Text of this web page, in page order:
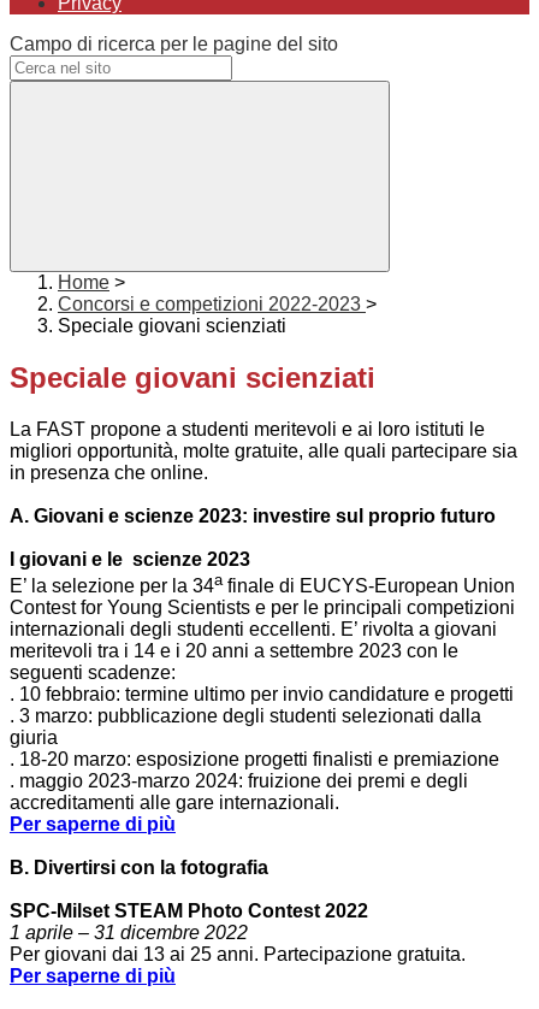
Campo di ricerca per le pagine del sito
Home >
Concorsi e competizioni 2022-2023 >
Speciale giovani scienziati
Speciale giovani scienziati
La FAST propone a studenti meritevoli e ai loro istituti le
migliori opportunità, molte gratuite, alle quali partecipare sia
in presenza che online.
A. Giovani e scienze 2023: investire sul proprio futuro
I giovani e le scienze 2023
E’ la selezione per la 34afinale di EUCYS-European Union
Contest for Young Scientists e per le principali competizioni
internazionali degli studenti eccellenti. E’ rivolta a giovani
meritevoli tra i 14 e i 20 anni a settembre 2023 con le
seguenti scadenze:
. 10 febbraio: termine ultimo per invio candidature e progetti
. 3 marzo: pubblicazione degli studenti selezionati dalla
giuria
. 18-20 marzo: esposizione progetti finalisti e premiazione
. maggio 2023-marzo 2024: fruizione dei premi e degli
accreditamenti alle gare internazionali.
Per saperne di più
B. Divertirsi con la fotografia
SPC-Milset STEAM Photo Contest 2022
1 aprile – 31 dicembre 2022
Per giovani dai 13 ai 25 anni. Partecipazione gratuita.
Per saperne di più